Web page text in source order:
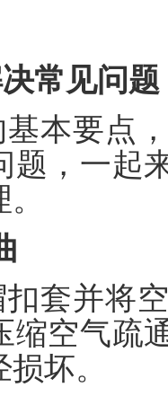
常见问题
基本要点
题，一起
套并将
缩空气疏
坏。